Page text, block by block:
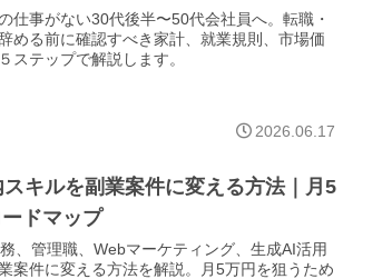
仕事がない30代後半〜50代会社員へ。転職・
める前に確認すべき家計、就業規則、市場価
ステップで解説します。
2026.06.17
キルを副業案件に変える方法｜月5
ドマップ
、管理職、Webマーケティング、生成AI活用
案件に変える方法を解説。月5万円を狙うため